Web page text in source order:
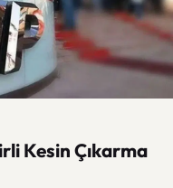
Kesin Çıkarma